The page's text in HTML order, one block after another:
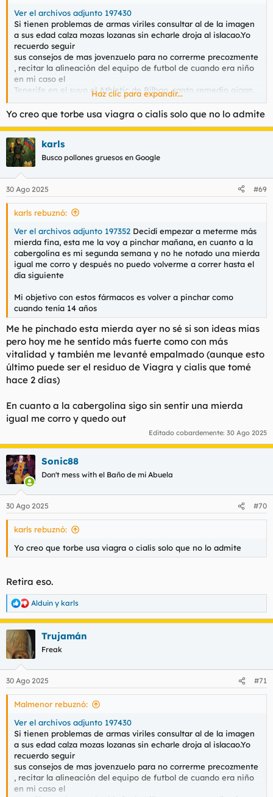
Ver el archivos adjunto 197430
Si tienen problemas de armas viriles consultar al de la imagen
a sus edad calza mozas lozanas sin echarle droja al islacao.Yo
recuerdo seguir
sus consejos de mas jovenzuelo para no correrme precozmente
, recitar la alineación del equipo de futbol de cuando era niño
en mi caso el
Tenerife en el suyo el Athletic de Bilbao, santo remedio oigan.
Para la potencia nunca me hizo falta nada mi debe estaba en
el control .Huelga decir
que está todo en la cabeza , ya con 40 le doy menos vueltas y
aguanto lo que quiero el 95 % de las veces.Es más me cuesta
correrme a veces.
Haz clic para expandir...
Yo creo que torbe usa viagra o cialis solo que no lo admite
karls
Busco pollones gruesos en Google
30 Ago 2025 #69
karls rebuznó:
Ver el archivos adjunto 197352 Decidí empezar a meterme más
mierda fina, esta me la voy a pinchar mañana, en cuanto a la
cabergolina es mi segunda semana y no he notado una mierda
igual me corro y después no puedo volverme a correr hasta el
día siguiente
Mi objetivo con estos fármacos es volver a pinchar como
cuando tenía 14 años
Me he pinchado esta mierda ayer no sé si son ideas mías
pero hoy me he sentido más fuerte como con más
vitalidad y también me levanté empalmado (aunque esto
último puede ser el residuo de Viagra y cialis que tomé
hace 2 días)
En cuanto a la cabergolina sigo sin sentir una mierda
igual me corro y quedo out
Editado cobardemente: 30 Ago 2025
Sonic88
Don't mess with el Baño de mi Abuela
30 Ago 2025 #70
karls rebuznó:
Yo creo que torbe usa viagra o cialis solo que no lo admite
Retira eso.
R
e
a
c
c
i
e
s
Alduin y karls
Trujamán
Freak
30 Ago 2025 #71
Malmenor rebuznó:
Ver el archivos adjunto 197430
Si tienen problemas de armas viriles consultar al de la imagen
a sus edad calza mozas lozanas sin echarle droja al islacao.Yo
recuerdo seguir
sus consejos de mas jovenzuelo para no correrme precozmente
, recitar la alineación del equipo de futbol de cuando era niño
en mi caso el